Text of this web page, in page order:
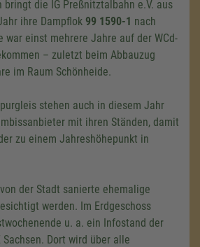
bringt die IG Preßnitztalbahn e.V. aus
ihre Dampflok 99 1590-1 nach
war einst mehrere Jahre auf der WCd-
– zuletzt beim Abbauzug
im Raum Schönheide.
stehen auch in diesem Jahr
mit ihren Ständen, damit
zu einem Jahreshöhepunkt in
der Stadt sanierte ehemalige
werden. Im Erdgeschoss
u. a. ein Infostand der
Sachsen. Dort wird über alle